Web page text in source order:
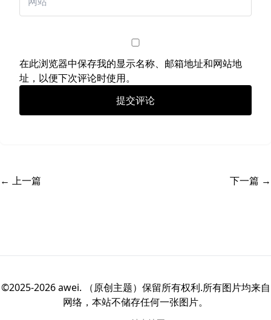
在此浏览器中保存我的显示名称、邮箱地址和网站地
址，以便下次评论时使用。
← 上一篇 下一篇 →
©2025-2026 awei. （原创主题）保留所有权利.所有图片均来自
网络，本站不储存任何一张图片。